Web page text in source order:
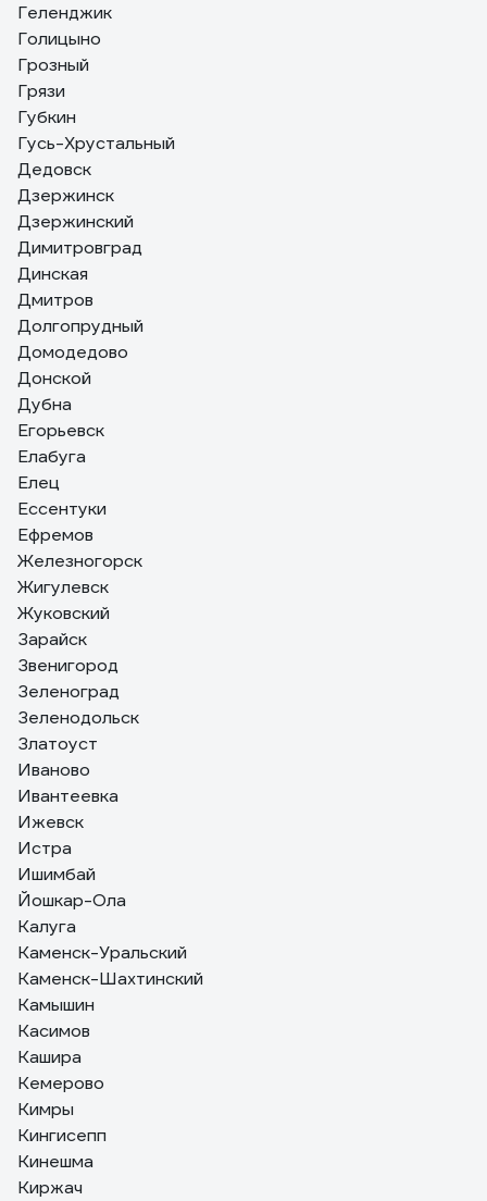
Геленджик
Голицыно
Грозный
Грязи
Губкин
Гусь-Хрустальный
Дедовск
Дзержинск
Дзержинский
Димитровград
Динская
Дмитров
Долгопрудный
Домодедово
Донской
Дубна
Егорьевск
Елабуга
Елец
Ессентуки
Ефремов
Железногорск
Жигулевск
Жуковский
Зарайск
Звенигород
Зеленоград
Зеленодольск
Златоуст
Иваново
Ивантеевка
Ижевск
Истра
Ишимбай
Йошкар-Ола
Калуга
Каменск-Уральский
Каменск-Шахтинский
Камышин
Касимов
Кашира
Кемерово
Кимры
Кингисепп
Кинешма
Киржач